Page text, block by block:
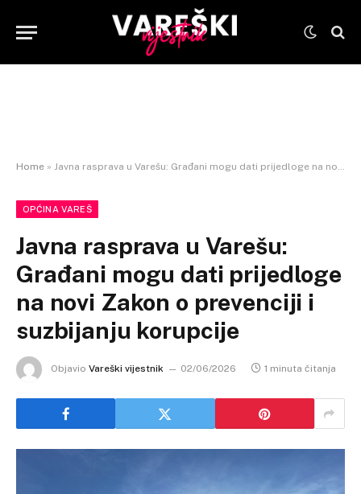
Home » Javna rasprava u Varešu: Građani mogu dati prijedloge na novi Zakon o prevenciji i suzbijanju korupcije
OPĆINA VAREŠ
Javna rasprava u Varešu:
Građani mogu dati prijedloge
na novi Zakon o prevenciji i
suzbijanju korupcije
Objavio Vareški vijestnik 02/06/2026 1 minuta čitanja